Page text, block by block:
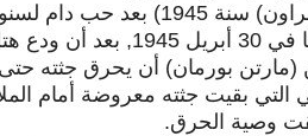
وبعد زواج هتلر وعشيقته (ايفا براون) سنة
الزواج بيومين أو أقل إنتحرا معا في 30
بورمان) أن يحرق جثته
بقيت جثته معروضة أمام
وصية الحرق.